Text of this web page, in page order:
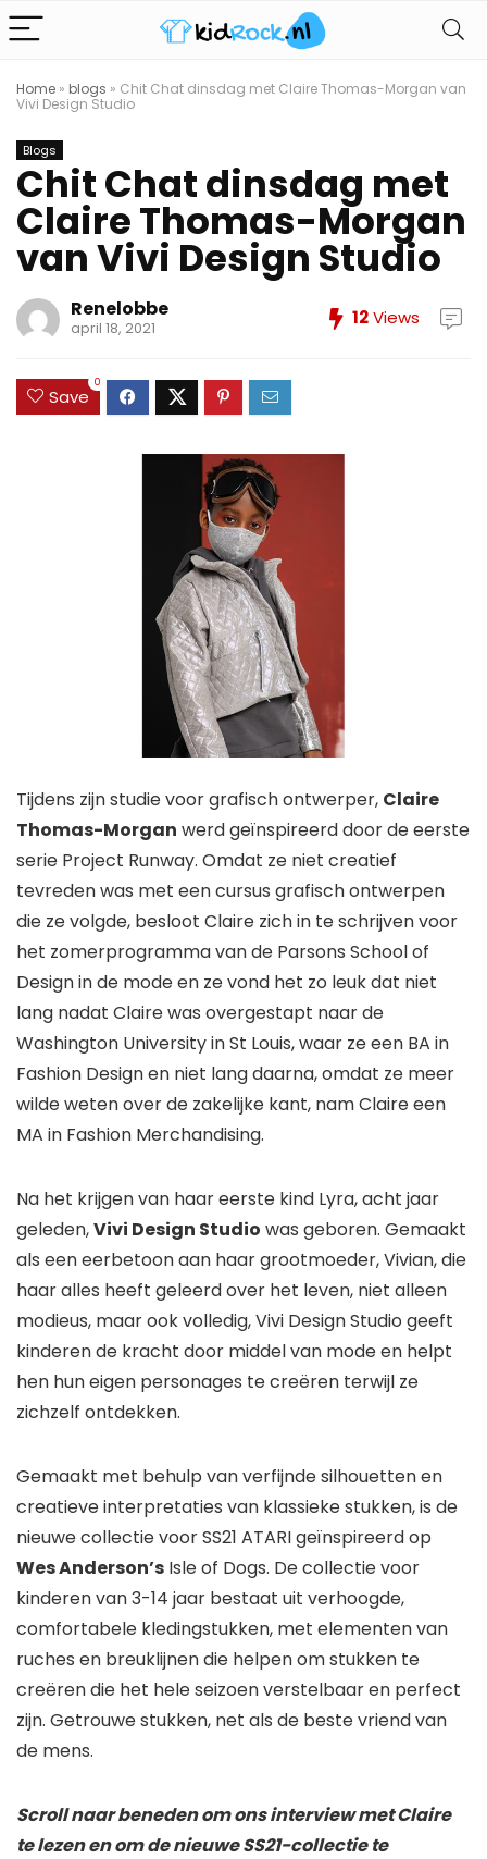
Home » blogs » Chit Chat dinsdag met Claire Thomas-Morgan van
Vivi Design Studio
Blogs
Chit Chat dinsdag met
Claire Thomas-Morgan
van Vivi Design Studio
Renelobbe
april 18, 2021 12Views
Save
0
Tijdens zijn studie voor grafisch ontwerper, Claire
Thomas-Morgan werd geïnspireerd door de eerste
serie Project Runway. Omdat ze niet creatief
tevreden was met een cursus grafisch ontwerpen
die ze volgde, besloot Claire zich in te schrijven voor
het zomerprogramma van de Parsons School of
Design in de mode en ze vond het zo leuk dat niet
lang nadat Claire was overgestapt naar de
Washington University in St Louis, waar ze een BA in
Fashion Design en niet lang daarna, omdat ze meer
wilde weten over de zakelijke kant, nam Claire een
MA in Fashion Merchandising.
Na het krijgen van haar eerste kind Lyra, acht jaar
geleden,Vivi Design Studio was geboren. Gemaakt
als een eerbetoon aan haar grootmoeder, Vivian, die
haar alles heeft geleerd over het leven, niet alleen
modieus, maar ook volledig, Vivi Design Studio geeft
kinderen de kracht door middel van mode en helpt
hen hun eigen personages te creëren terwijl ze
zichzelf ontdekken.
Gemaakt met behulp van verfijnde silhouetten en
creatieve interpretaties van klassieke stukken, is de
nieuwe collectie voor SS21 ATARI geïnspireerd op
Wes Anderson’s Isle of Dogs. De collectie voor
kinderen van 3-14 jaar bestaat uit verhoogde,
comfortabele kledingstukken, met elementen van
ruches en breuklijnen die helpen om stukken te
creëren die het hele seizoen verstelbaar en perfect
zijn. Getrouwe stukken, net als de beste vriend van
de mens.
Scroll naar beneden om ons interview met Claire
te lezen en om de nieuwe SS21-collectie te